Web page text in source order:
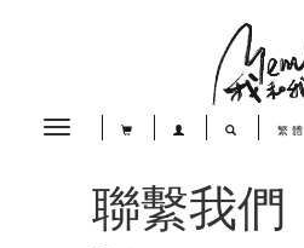
Toggle
繁體
聯繫我們